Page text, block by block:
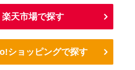
楽天市場で探す
ショッピングで探す